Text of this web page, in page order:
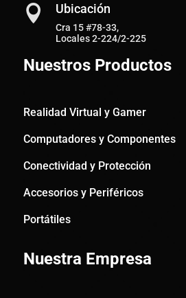
 Ubicación
Cra 15 #78-33,
Locales 2-224/2-225
Nuestros Productos
Realidad Virtual y Gamer
Computadores y Componentes
Conectividad y Protección
Accesorios y Periféricos
Portátiles
Nuestra Empresa